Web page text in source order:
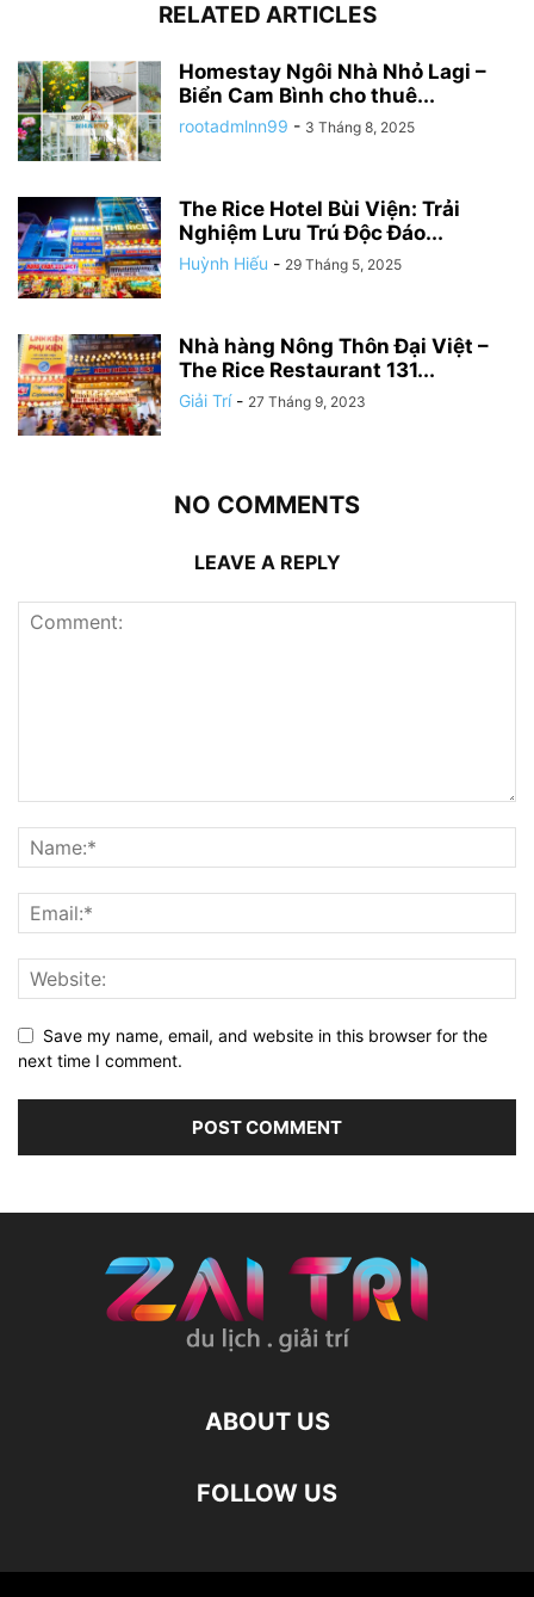
RELATED ARTICLES
Homestay Ngôi Nhà Nhỏ Lagi –
Biển Cam Bình cho thuê...
rootadmlnn99 - 3 Tháng 8, 2025
The Rice Hotel Bùi Viện: Trải
Nghiệm Lưu Trú Độc Đáo...
Huỳnh Hiếu - 29 Tháng 5, 2025
Nhà hàng Nông Thôn Đại Việt –
The Rice Restaurant 131...
Giải Trí - 27 Tháng 9, 2023
NO COMMENTS
LEAVE A REPLY
Save my name, email, and website in this browser for the
next time I comment.
ABOUT US
FOLLOW US